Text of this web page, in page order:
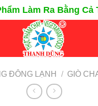
Làm Ra Bằng Cả
ĐÔNG LẠNH / GIÒ